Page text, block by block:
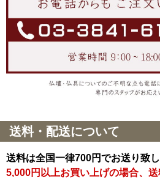
送料・配送について
送料は全国一律700円でお送り致し
5,000円以上お買い上げの場合、送